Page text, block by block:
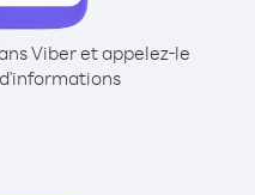
Viber et appelez-le